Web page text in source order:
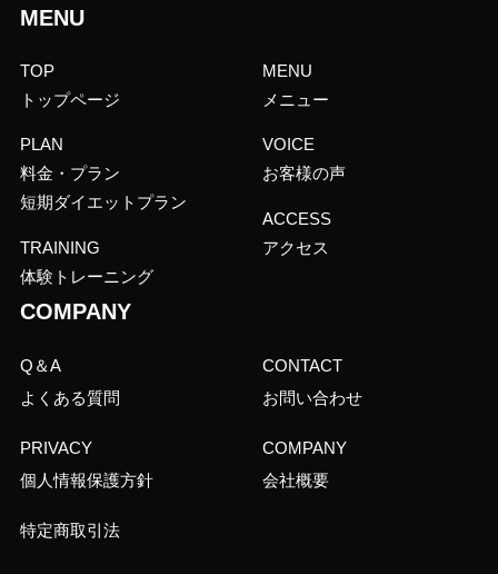
MENU
TOP
トップページ
PLAN
料金・プラン
短期ダイエットプラン
TRAINING
体験トレーニング
MENU
メニュー
VOICE
お客様の声
ACCESS
アクセス
COMPANY
Q＆A
よくある質問
PRIVACY
個人情報保護方針
特定商取引法
CONTACT
お問い合わせ
COMPANY
会社概要